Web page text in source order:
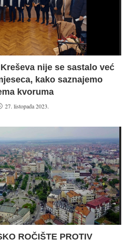
nije se sastalo već
kako saznajemo
kvoruma
27. listopada 2023.
ROČIŠTE PROTIV